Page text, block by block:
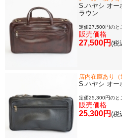
S.ハヤシ オー
ラウン
定価27,500円のと
販売価格
27,500円 (税
店内在庫あり（
S.ハヤシ オー
定価25,300円のと
販売価格
25,300円 (税
ソロ楽譜・曲集
中古・アウ
アウトレット